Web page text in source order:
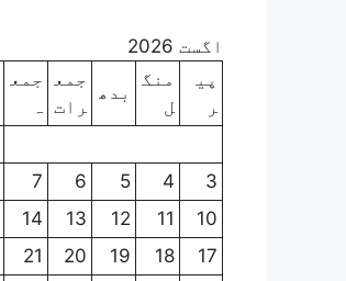
اگست 2026
پی
ر
منگ
ل
بدھ
جمع
رات
جمع
ہ
3
4
5
6
7
10
11
12
13
14
17
18
19
20
21